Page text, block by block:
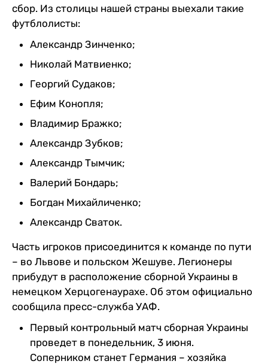
сбор. Из столицы нашей страны выехали такие
футблолисты:
Александр Зинченко;
Николай Матвиенко;
Георгий Судаков;
Ефим Конопля;
Владимир Бражко;
Александр Зубков;
Александр Тымчик;
Валерий Бондарь;
Богдан Михайличенко;
Александр Сваток.
Часть игроков присоединится к команде по пути
– во Львове и польском Жешуве. Легионеры
прибудут в расположение сборной Украины в
немецком Херцогенаурахе. Об этом официально
сообщила пресс-служба УАФ.
Первый контрольный матч сборная Украины
проведет в понедельник, 3 июня.
Соперником станет Германия – хозяйка